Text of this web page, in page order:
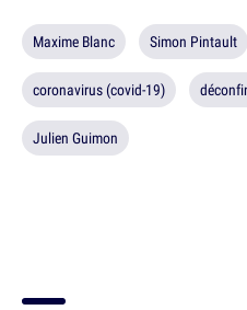
Maxime Blanc Simon Pintault
coronavirus (covid-19)
Julien Guimon